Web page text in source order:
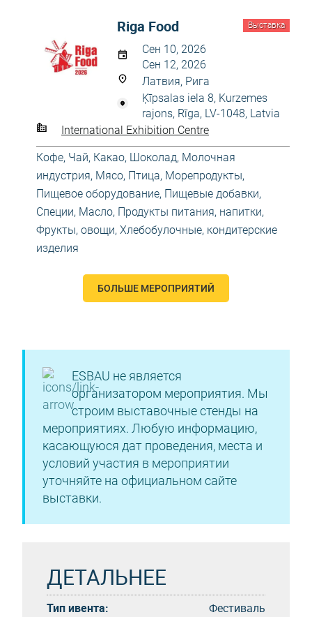
Выставка
Riga Food
Сен 10, 2026
Сен 12, 2026
Латвия, Рига
Ķīpsalas iela 8, Kurzemes
rajons, Rīga, LV-1048, Latvia
International Exhibition Centre
Кофе, Чай, Какао, Шоколад, Молочная
индустрия, Мясо, Птица, Морепродукты,
Пищевое оборудование, Пищевые добавки,
Специи, Масло, Продукты питания, напитки,
Фрукты, овощи, Хлебобулочные, кондитерские
изделия
БОЛЬШЕ МЕРОПРИЯТИЙ
ESBAU не является
организатором мероприятия. Мы
строим выставочные стенды на
мероприятиях. Любую информацию,
касающуюся дат проведения, места и
условий участия в мероприятии
уточняйте на официальном сайте
выставки.
ДЕТАЛЬНЕЕ
Тип ивента:
Фестиваль